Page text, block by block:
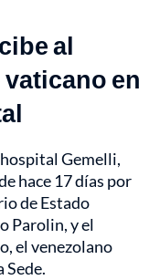
al
en
Gemelli,
hace 17 días por
de Estado
Parolin, y el
el venezolano
Sede.